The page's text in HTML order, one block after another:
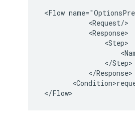
<Flow
            <Request/>
            <Response>
                <Step>
                </Step>
            </Response>
</Flow>